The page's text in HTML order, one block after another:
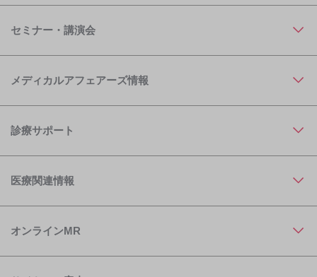
セミナー・講演会
メディカルアフェアーズ情報
診療サポート
医療関連情報
オンラインMR